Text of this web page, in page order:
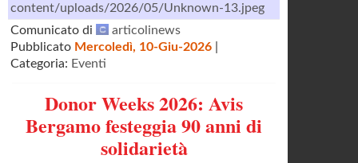
content/uploads/2026/05/Unknown-13.jpeg
Comunicato di
articolinews
Pubblicato Mercoledì, 10-Giu-2026
Categoria: Eventi
Donor Weeks 2026: Avis
Bergamo festeggia 90 anni di
solidarietà